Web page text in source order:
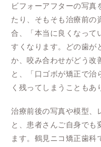
ビフォーアフターの写真
たり、そもそも治療前の
合、「本当に良くなって
すくなります。どの歯が
か、咬み合わせがどう改
と、「口ゴボが矯正で治
く残ってしまうこともあ
治療前後の写真や模型、
と、患者さんご自身でも
ます。鶴見ニコ矯正歯科